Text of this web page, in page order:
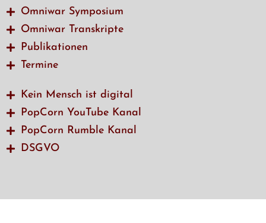
Omniwar Symposium
Omniwar Transkripte
Publikationen
Termine
Kein Mensch ist digital
PopCorn YouTube Kanal
PopCorn Rumble Kanal
DSGVO